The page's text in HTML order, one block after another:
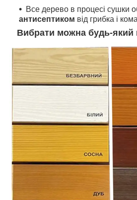
Все дерево в процесі сушки
антисептиком від грибка і
Вибрати можна будь-який